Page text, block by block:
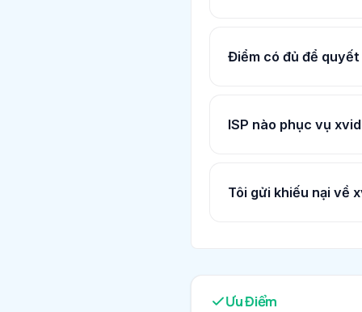
Điểm có đủ để
ISP nào phục vụ
Tôi gửi khiếu nại về
Ưu Điểm